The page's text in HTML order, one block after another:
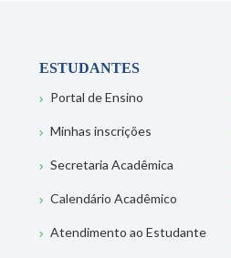
ESTUDANTES
Portal de Ensino
Minhas inscrições
Secretaria Acadêmica
Calendário Acadêmico
Atendimento ao Estudante